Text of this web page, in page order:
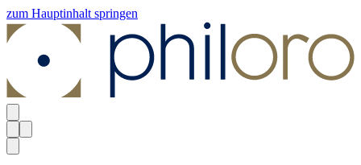
zum Hauptinhalt springen